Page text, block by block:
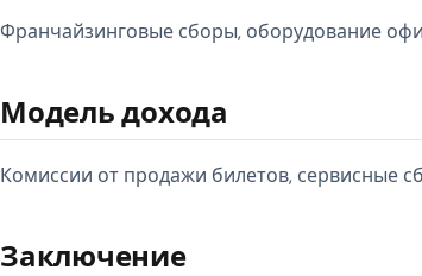
Франчайзинговые сборы, оборудование
Модель дохода
Комиссии от продажи билетов, сервисные
Заключение